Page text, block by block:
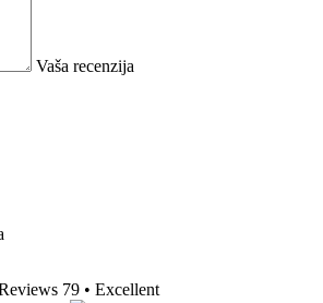
Vaša recenzija
79 • Excellent